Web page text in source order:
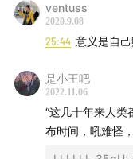
ventuss
2020.9.08
25:44 意义是自
是小王吧
2022.11.06
“这几十年来人类
布时间，吼难怪